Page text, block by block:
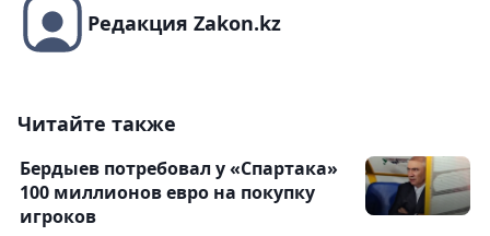
Редакция Zakon.kz
Читайте также
Бердыев потребовал у «Спартака»
100 миллионов евро на покупку
игроков